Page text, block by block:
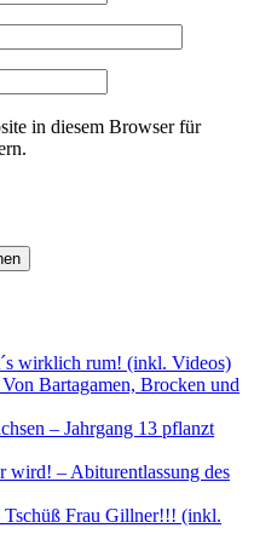
in diesem Browser für
wirklich rum! (inkl. Videos)
Bartagamen, Brocken und
– Jahrgang 13 pflanzt
wird! – Abiturentlassung des
Frau Gillner!!! (inkl.